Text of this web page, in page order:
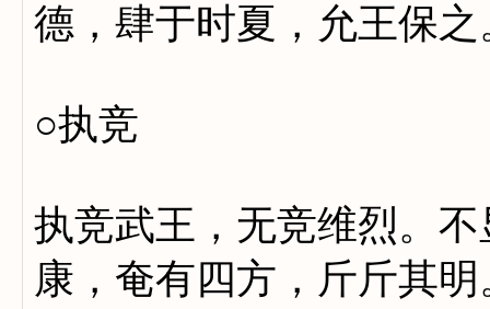
德，肆于时夏，允王保之
○执竞
执竞武王，无竞维烈。
康，奄有四方，斤斤其